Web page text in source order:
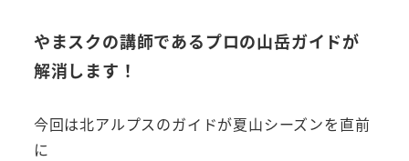
やまスクの講師であるプロの山岳ガイドが
解消します！
今回は北アルプスのガイドが夏山シーズンを直前
に